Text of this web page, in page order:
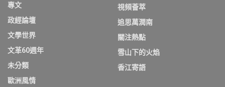
專文
政經論壇
文學世界
文革60週年
未分類
歐洲風情
視頻薈萃
追思萬潤南
關注熱點
雪山下的火焰
香江寄語